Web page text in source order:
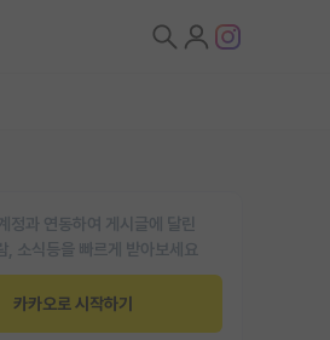
정과 연동하여 게시글에 달린
, 소식등을 빠르게 받아보세요
카카오로 시작하기